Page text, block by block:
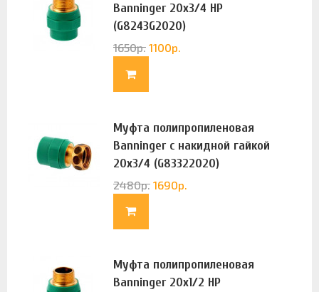
Banninger 20х3/4 НР
(G8243G2020)
1650р. 1100р.
Муфта полипропиленовая
Banninger с накидной гайкой
20х3/4 (G83322020)
2480р. 1690р.
Муфта полипропиленовая
Banninger 20х1/2 НР